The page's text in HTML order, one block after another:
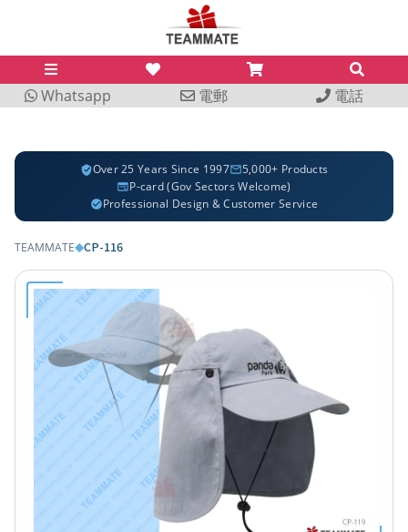
Whatsapp 電郵 電話
Over 25 Years Since 1997
5,000+ Products
P-card (Gov Sectors Welcome)
Professional Design & Customer Service
TEAMMATE◆CP-116